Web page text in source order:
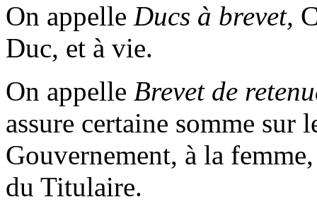
On appelle Ducs à brevet,
Duc, et à vie.
On appelle Brevet de
assure certaine somme sur
Gouvernement, à la
du Titulaire.